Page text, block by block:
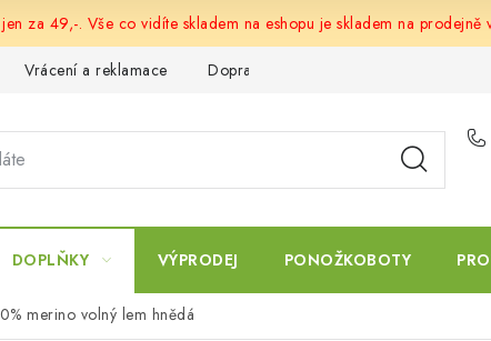
za 49,-. Vše co vidíte skladem na eshopu je skladem na prodejně
Vrácení a reklamace Doprava a platba
DOPLŇKY VÝPRODEJ PONOŽKOBOTY
merino volný lem hnědá